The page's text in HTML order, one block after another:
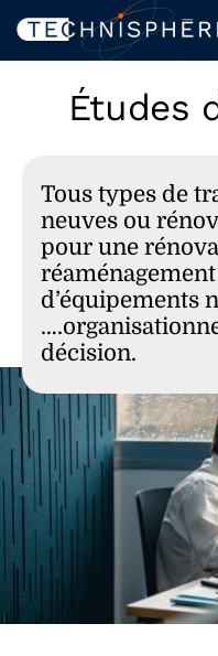
Études
Tous types de
neuves ou
pour une
d’équipements
décision.